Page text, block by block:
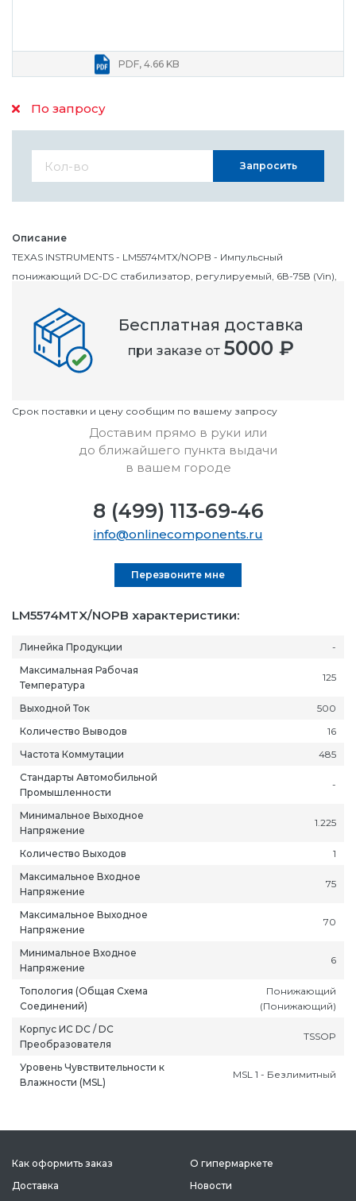
По запросу
PDF, 4.66 KB
Описание
TEXAS INSTRUMENTS - LM5574MTX/NOPB - Импульсный
понижающий DC-DC стабилизатор, регулируемый, 6В-75В (Vin),
Номенклатурный номер
OC3121603
Cрок поставки и цену сообщим по вашему запросу
Запросить
LM5574MTX/NOPB характеристики:
Линейка Продукции
-
Максимальная Рабочая
Температура
125
Выходной Ток
500
Количество Выводов
16
Частота Коммутации
485
Стандарты Автомобильной
Промышленности
-
Минимальное Выходное
Напряжение
1.225
Количество Выходов
1
Максимальное Входное
Напряжение
75
Максимальное Выходное
Напряжение
70
Минимальное Входное
Напряжение
6
Топология (Общая Схема
Соединений)
Понижающий
(Понижающий)
Корпус ИС DC / DC
Преобразователя
TSSOP
Уровень Чувствительности к
Влажности (MSL)
MSL 1 - Безлимитный
Бесплатная доставка
при заказе от 5000 ₽
Доставим прямо в руки или
до ближайшего пункта выдачи
в вашем городе
8 (499) 113-69-46
info@onlinecomponents.ru
Перезвоните мне
Как оформить заказ
Доставка
О гипермаркете
Новости